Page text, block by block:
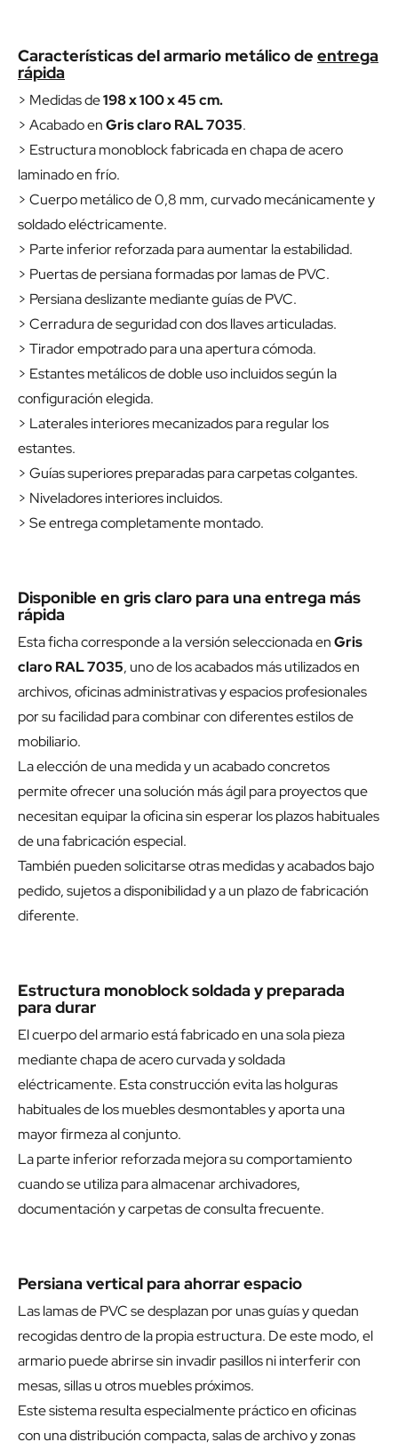
Características del armario metálico de entrega
rápida
> Medidas de198 x 100 x 45 cm.
> Acabado enGris claro RAL 7035.
> Estructura monoblock fabricada en chapa de acero
laminado en frío.
> Cuerpo metálico de 0,8 mm, curvado mecánicamente y
soldado eléctricamente.
> Parte inferior reforzada para aumentar la estabilidad.
> Puertas de persiana formadas por lamas de PVC.
> Persiana deslizante mediante guías de PVC.
> Cerradura de seguridad con dos llaves articuladas.
> Tirador empotrado para una apertura cómoda.
> Estantes metálicos de doble uso incluidos según la
configuración elegida.
> Laterales interiores mecanizados para regular los
estantes.
> Guías superiores preparadas para carpetas colgantes.
> Niveladores interiores incluidos.
> Se entrega completamente montado.
Disponible en gris claro para una entrega más
rápida
Esta ficha corresponde a la versión seleccionada enGris
claro RAL 7035, uno de los acabados más utilizados en
archivos, oficinas administrativas y espacios profesionales
por su facilidad para combinar con diferentes estilos de
mobiliario.
La elección de una medida y un acabado concretos
permite ofrecer una solución más ágil para proyectos que
necesitan equipar la oficina sin esperar los plazos habituales
de una fabricación especial.
También pueden solicitarse otras medidas y acabados bajo
pedido, sujetos a disponibilidad y a un plazo de fabricación
diferente.
Estructura monoblock soldada y preparada
para durar
El cuerpo del armario está fabricado en una sola pieza
mediante chapa de acero curvada y soldada
eléctricamente. Esta construcción evita las holguras
habituales de los muebles desmontables y aporta una
mayor firmeza al conjunto.
La parte inferior reforzada mejora su comportamiento
cuando se utiliza para almacenar archivadores,
documentación y carpetas de consulta frecuente.
Persiana vertical para ahorrar espacio
Las lamas de PVC se desplazan por unas guías y quedan
recogidas dentro de la propia estructura. De este modo, el
armario puede abrirse sin invadir pasillos ni interferir con
mesas, sillas u otros muebles próximos.
Este sistema resulta especialmente práctico en oficinas
con una distribución compacta, salas de archivo y zonas